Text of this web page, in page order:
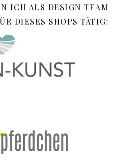
ICH ALS DESIGN TEAM
DIESES SHOPS TÄTIG: